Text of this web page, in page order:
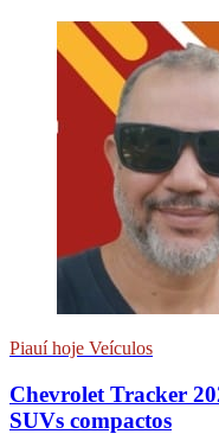
Piauí hoje Veículos
Chevrolet Tracker
SUVs compactos